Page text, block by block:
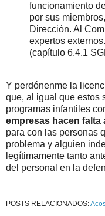
funcionamiento
por sus
Dirección. Al
expertos externos.
(capítulo 6.4.1
Y perdónenme la
que, al igual que estos
programas infantiles
empresas hacen
para con las personas
problema y alguien
legítimamente tanto
del personal en la
POSTS RELACIONADOS: